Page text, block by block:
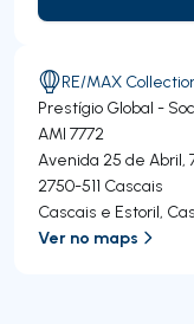
RE/MAX
Prestígio Global -
AMI 7772
Avenida 25 de Abril,
2750-511 Cascais
Cascais e Estoril,
Ver no maps